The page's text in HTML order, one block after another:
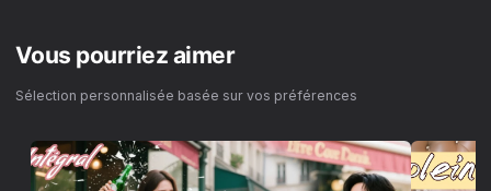
Vous pourriez aimer
Sélection personnalisée basée sur vos préférences